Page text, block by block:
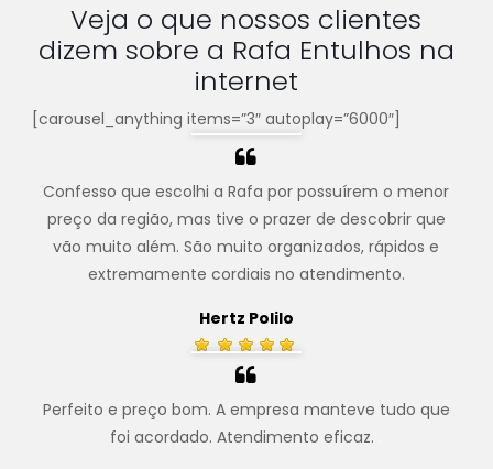
Veja o que nossos clientes
dizem sobre a Rafa Entulhos na
internet
[carousel_anything items=”3″ autoplay=”6000″]
Confesso que escolhi a Rafa por possuírem o menor
preço da região, mas tive o prazer de descobrir que
vão muito além. São muito organizados, rápidos e
extremamente cordiais no atendimento.
Hertz Polilo
Perfeito e preço bom. A empresa manteve tudo que
foi acordado. Atendimento eficaz.